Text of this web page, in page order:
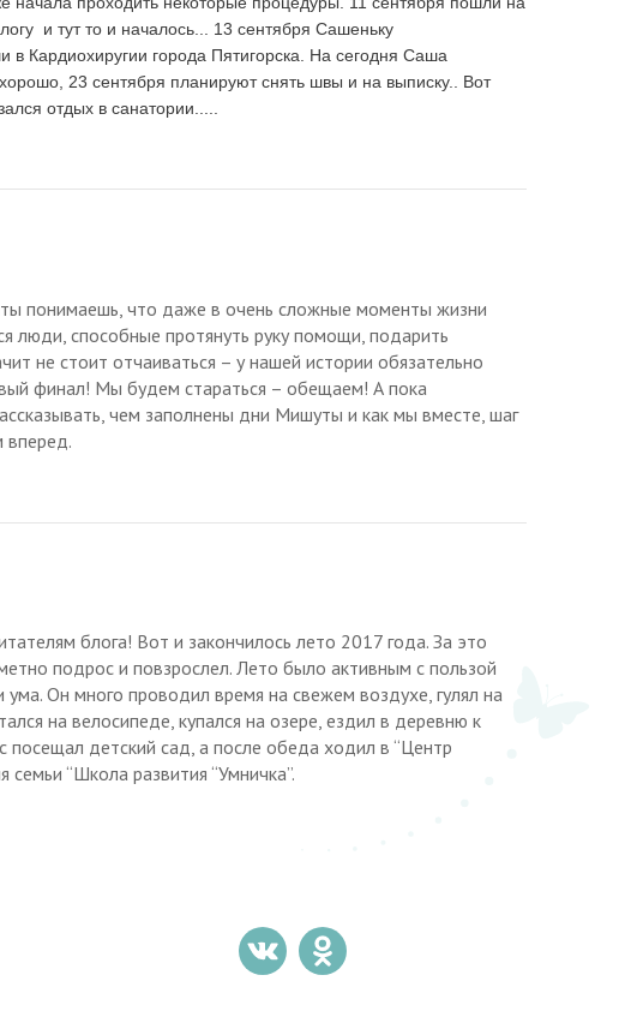
и тут то и началось... 13 сентября Сашеньку
в Кардиохиругии города Пятигорска. На сегодня Саша
хорошо, 23 сентября планируют снять швы и на выписку.. Вот
отдых в санатории.....
понимаешь, что даже в очень сложные моменты жизни
люди, способные протянуть руку помощи, подарить
не стоит отчаиваться – у нашей истории обязательно
финал! Мы будем стараться – обещаем! А пока
чем заполнены дни Мишуты и как мы вместе, шаг
вперед.
блога! Вот и закончилось лето 2017 года. За это
подрос и повзрослел. Лето было активным с пользой
ума. Он много проводил время на свежем воздухе, гулял на
на велосипеде, купался на озере, ездил в деревню к
посещал детский сад, а после обеда ходил в “Центр
семьи “Школа развития “Умничка”.